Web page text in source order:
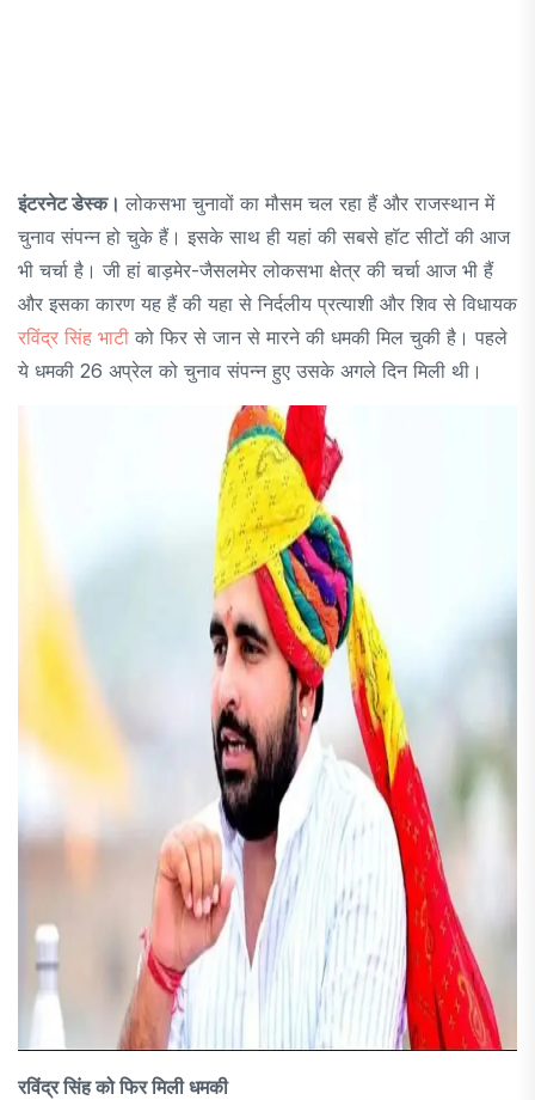
इंटरनेट डेस्क। लोकसभा चुनावों का मौसम चल रहा हैं और राजस्थान में
चुनाव संपन्न हो चुके हैं। इसके साथ ही यहां की सबसे हॉट सीटों की आज
भी चर्चा है। जी हां बाड़मेर-जैसलमेर लोकसभा क्षेत्र की चर्चा आज भी हैं
और इसका कारण यह हैं की यहा से निर्दलीय प्रत्याशी और शिव से विधायक
रविंद्र सिंह भाटी को फिर से जान से मारने की धमकी मिल चुकी है। पहले
ये धमकी 26 अप्रेल को चुनाव संपन्न हुए उसके अगले दिन मिली थी।
रविंद्र सिंह को फिर मिली धमकी